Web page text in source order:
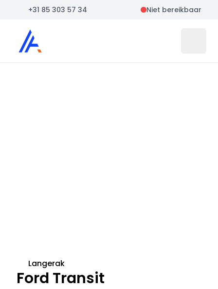
+31 85 303 57 34 Niet bereikbaar
Auto Atlas
Ford Transit
Langerak